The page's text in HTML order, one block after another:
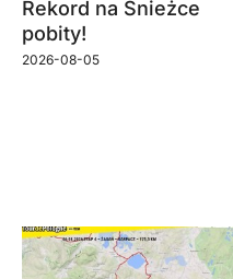
Rekord na Śnieżce
pobity!
2026-08-05